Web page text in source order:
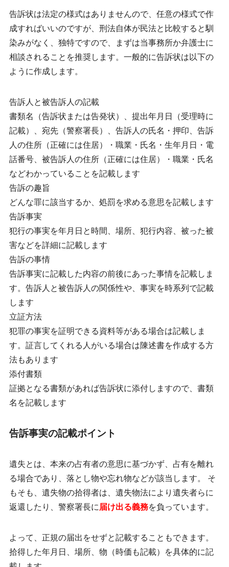
告訴状は法定の様式はありませんので、任意の様式で作
成すればいいのですが、刑法自体が民法と比較すると馴
染みがなく、独特ですので、まずは当事務所か弁護士に
相談されることを推奨します。一般的に告訴状は以下の
ように作成します。
告訴人と被告訴人の記載
書類名（告訴状または告発状）、提出年月日（受理時に
記載）、宛先（警察署長）、告訴人の氏名・押印、告訴
人の住所（正確には住居）・職業・氏名・生年月日・電
話番号、被告訴人の住所（正確には住居）・職業・氏名
などわかっていることを記載します
告訴の趣旨
どんな罪に該当するか、処罰を求める意思を記載します
告訴事実
犯行の事実を年月日と時間、場所、犯行内容、被った被
害などを詳細に記載します
告訴の事情
告訴事実に記載した内容の前後にあった事情を記載しま
す。告訴人と被告訴人の関係性や、事実を時系列で記載
します
立証方法
犯罪の事実を証明できる資料等がある場合は記載しま
す。証言してくれる人がいる場合は陳述書を作成する方
法もあります
添付書類
証拠となる書類があれば告訴状に添付しますので、書類
名を記載します
告訴事実の記載ポイント
遺失とは、本来の占有者の意思に基づかず、占有を離れ
る場合であり、落とし物や忘れ物などが該当します。 そ
もそも、遺失物の拾得者は、遺失物法により遺失者らに
返還したり、警察署長に届け出る義務を負っています。
よって、正規の届出をせずと記載することもできます。
拾得した年月日、場所、物（時価も記載）を具体的に記